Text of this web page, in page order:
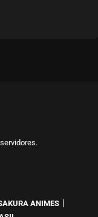
ANIMES